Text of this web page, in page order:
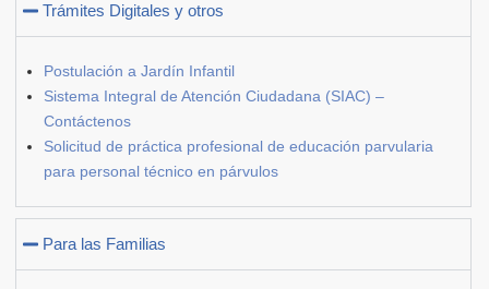
Trámites Digitales y otros
Postulación a Jardín Infantil
Sistema Integral de Atención Ciudadana (SIAC) –
Contáctenos
Solicitud de práctica profesional de educación parvularia
para personal técnico en párvulos
Para las Familias